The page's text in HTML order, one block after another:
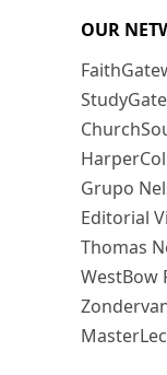
OUR
Grupo
Editorial
Thomas
WestBow